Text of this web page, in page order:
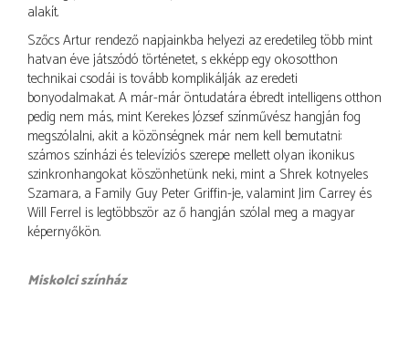
alakít.
Szőcs Artur rendező napjainkba helyezi az eredetileg több mint
hatvan éve játszódó történetet, s ekképp egy okosotthon
technikai csodái is tovább komplikálják az eredeti
bonyodalmakat. A már-már öntudatára ébredt intelligens otthon
pedig nem más, mint Kerekes József színművész hangján fog
megszólalni, akit a közönségnek már nem kell bemutatni:
számos színházi és televíziós szerepe mellett olyan ikonikus
szinkronhangokat köszönhetünk neki, mint a Shrek kotnyeles
Szamara, a Family Guy Peter Griffin-je, valamint Jim Carrey és
Will Ferrel is legtöbbször az ő hangján szólal meg a magyar
képernyőkön.
Miskolci színház